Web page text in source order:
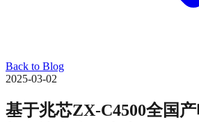
Back to Blog
2025-03-02
基于兆芯ZX-C4500全国